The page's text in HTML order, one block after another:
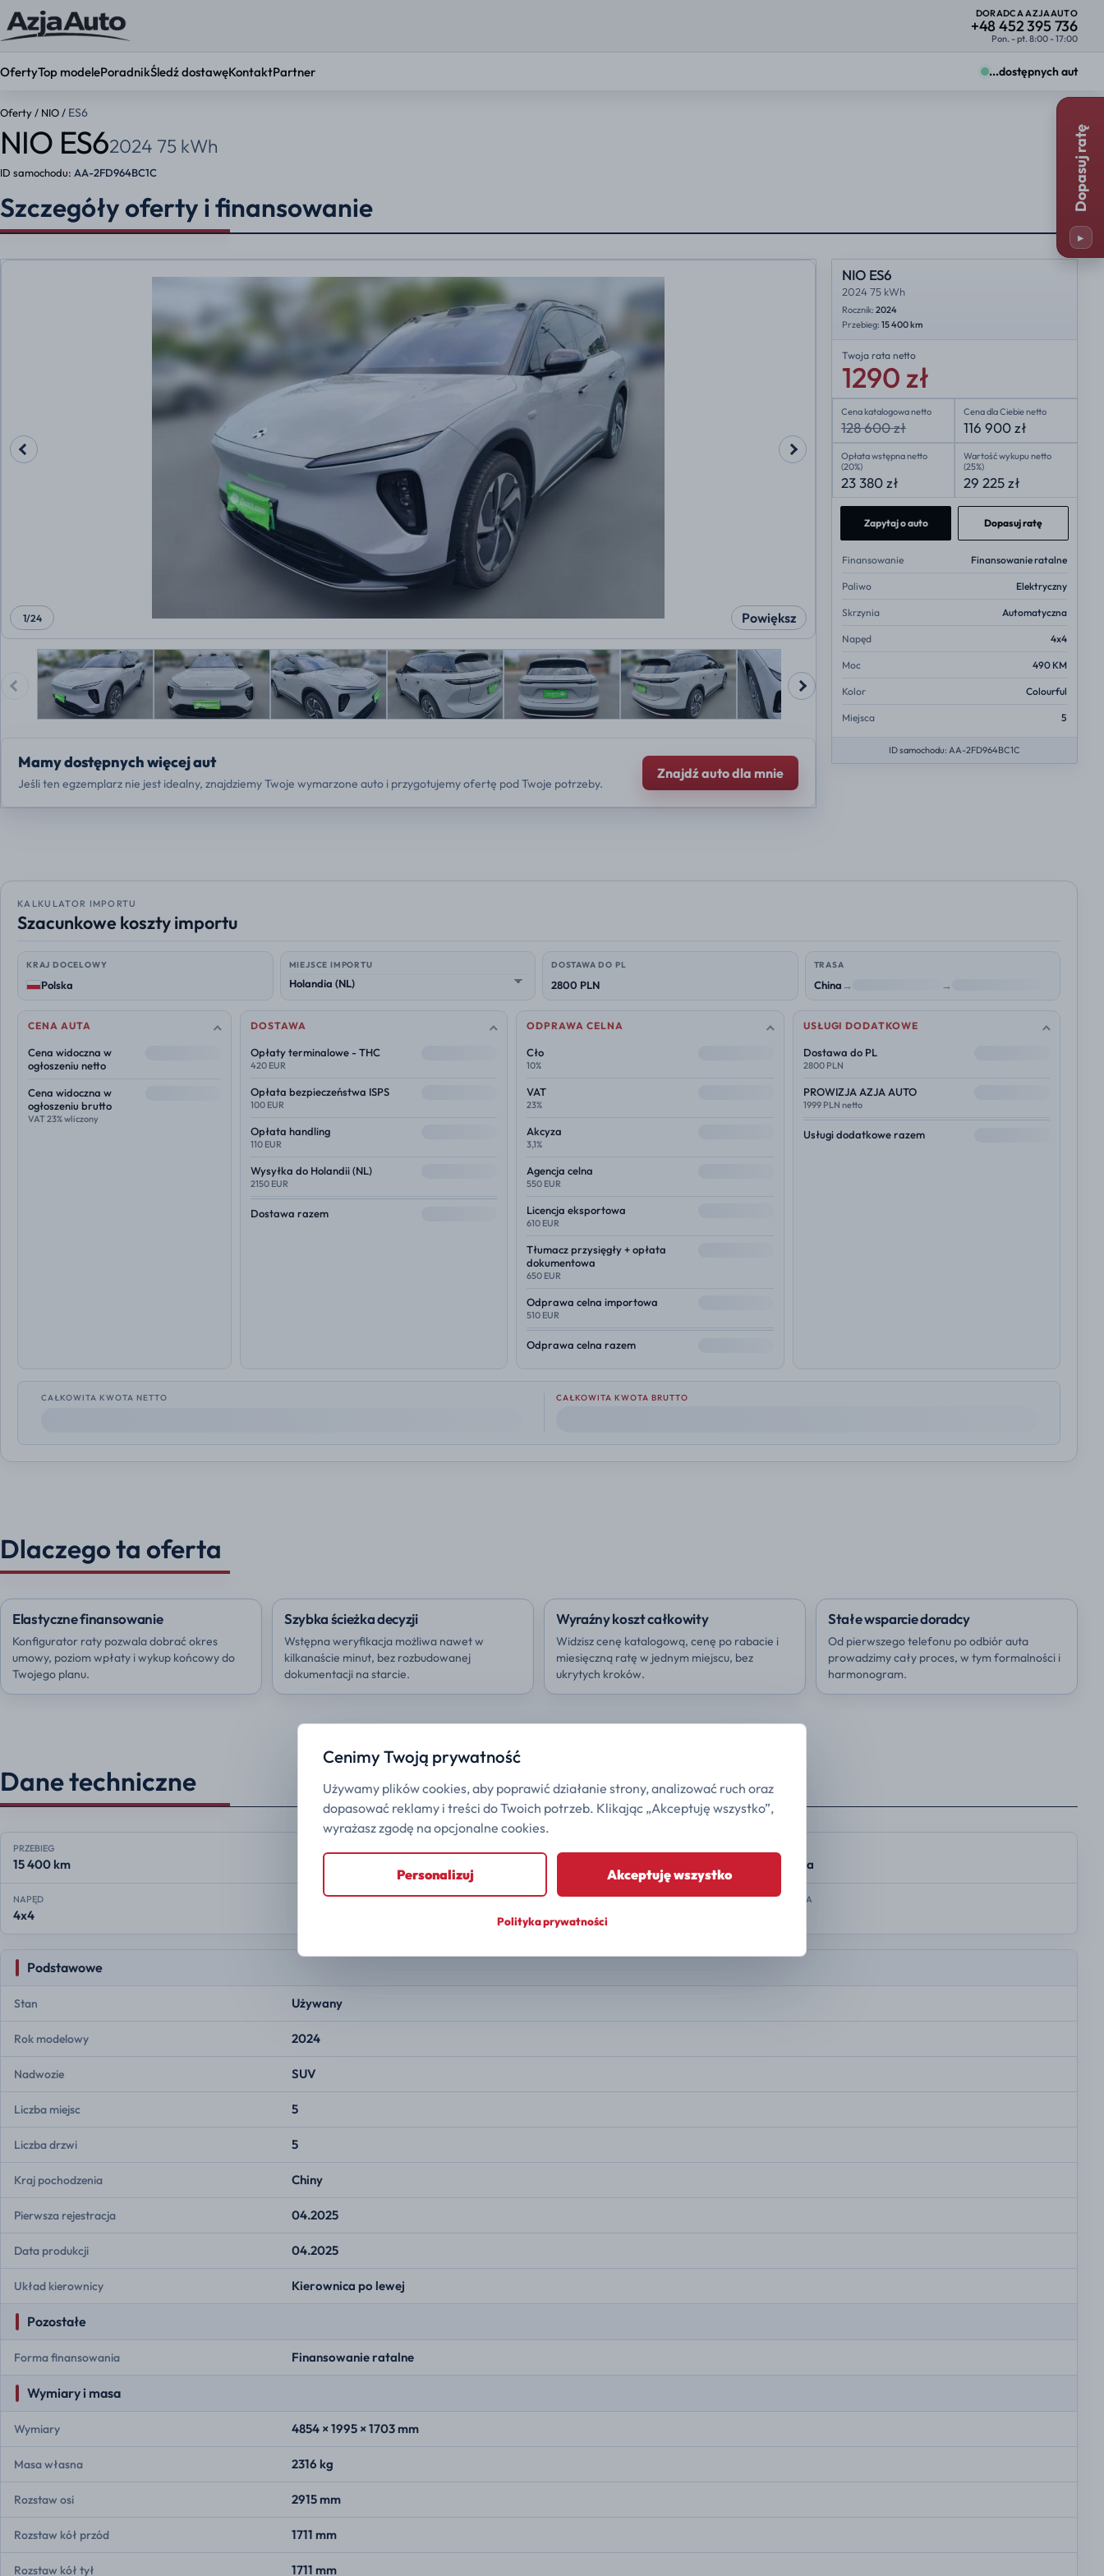
DORADCA AZJAAUTO
+48 452 395 736
Pon. - pt. 8:00 - 17:00
OfertyTop modelePoradnikŚledź dostawęKontaktPartner ...dostępnych aut
Dopasuj ratę
▸
36 mies. 48 mies.
Oferty / NIO / ES6
NIO ES62024 75 kWh
ID samochodu: AA-2FD964BC1C
Szczegóły oferty i finansowanie
Powiększ
1/24
Mamy dostępnych więcej aut
Jeśli ten egzemplarz nie jest idealny, znajdziemy Twoje wymarzone auto i przygotujemy ofertę pod Twoje potrzeby.
Znajdź auto dla mnie
NIO ES6
2024 75 kWh
Rocznik: 2024
Przebieg: 15 400 km
Twoja rata netto
1290 zł
Cena katalogowa netto
128 600 zł
Cena dla Ciebie netto
116 900 zł
Opłata wstępna netto
(20%)
23 380 zł
Wartość wykupu netto
(25%)
29 225 zł
Zapytaj o auto Dopasuj ratę
Finansowanie Finansowanie ratalne
Paliwo Elektryczny
Skrzynia Automatyczna
Napęd 4x4
Moc 490 KM
Kolor Colourful
Miejsca 5
ID samochodu: AA-2FD964BC1C
KALKULATOR IMPORTU
Szacunkowe koszty importu
KRAJ DOCELOWY
Polska
MIEJSCE IMPORTU DOSTAWA DO PL
2800 PLN
TRASA
China→ →
CENA AUTA
Cena widoczna w
ogłoszeniu netto
Cena widoczna w
ogłoszeniu brutto
VAT 23% wliczony
DOSTAWA
Opłaty terminalowe - THC
420 EUR
Opłata bezpieczeństwa ISPS
100 EUR
Opłata handling
110 EUR
Wysyłka do Holandii (NL)
2150 EUR
Dostawa razem
ODPRAWA CELNA
Cło
10%
VAT
23%
Akcyza
3,1%
Agencja celna
550 EUR
Licencja eksportowa
610 EUR
Tłumacz przysięgły + opłata
dokumentowa
650 EUR
Odprawa celna importowa
510 EUR
Odprawa celna razem
USŁUGI DODATKOWE
Dostawa do PL
2800 PLN
PROWIZJA AZJA AUTO
1999 PLN netto
Usługi dodatkowe razem
CAŁKOWITA KWOTA NETTO CAŁKOWITA KWOTA BRUTTO
Dlaczego ta oferta
Elastyczne finansowanie
Konfigurator raty pozwala dobrać okres
umowy, poziom wpłaty i wykup końcowy do
Twojego planu.
Szybka ścieżka decyzji
Wstępna weryfikacja możliwa nawet w
kilkanaście minut, bez rozbudowanej
dokumentacji na starcie.
Wyraźny koszt całkowity
Widzisz cenę katalogową, cenę po rabacie i
miesięczną ratę w jednym miejscu, bez
ukrytych kroków.
Stałe wsparcie doradcy
Od pierwszego telefonu po odbiór auta
prowadzimy cały proces, w tym formalności i
harmonogram.
Dane techniczne
PRZEBIEG
15 400 km Automatyczna
NAPĘD
4x4
MOC KOLOR NADWOZIA
Podstawowe
Stan Używany
Rok modelowy 2024
Nadwozie SUV
Liczba miejsc 5
Liczba drzwi 5
Kraj pochodzenia Chiny
Pierwsza rejestracja 04.2025
Data produkcji 04.2025
Układ kierownicy Kierownica po lewej
Pozostałe
Forma finansowania Finansowanie ratalne
Wymiary i masa
Wymiary 4854 × 1995 × 1703 mm
Masa własna 2316 kg
Rozstaw osi 2915 mm
Rozstaw kół przód 1711 mm
Rozstaw kół tył 1711 mm
Cenimy Twoją prywatność
Używamy plików cookies, aby poprawić działanie strony, analizować ruch oraz
dopasować reklamy i treści do Twoich potrzeb. Klikając „Akceptuję wszystko”,
wyrażasz zgodę na opcjonalne cookies.
Personalizuj Akceptuję wszystko
Polityka prywatności